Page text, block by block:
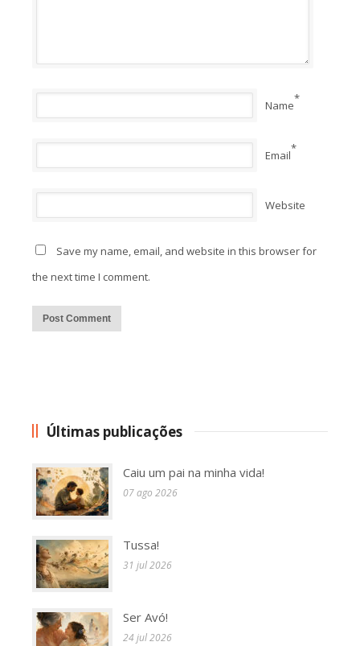
Name*
Email*
Website
Save my name, email, and website in this browser for
the next time I comment.
Últimas publicações
Caiu um pai na minha vida!
07 ago 2026
Tussa!
31 jul 2026
Ser Avó!
24 jul 2026